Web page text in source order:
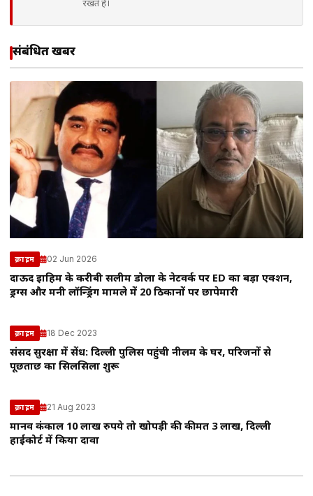
रखते हैं।
संबंधित खबरें
क्राइम 02 Jun 2026
दाऊद इब्राहिम के करीबी सलीम डोला के नेटवर्क पर ED का बड़ा एक्शन,
ड्रग्स और मनी लॉन्ड्रिंग मामले में 20 ठिकानों पर छापेमारी
क्राइम 18 Dec 2023
संसद सुरक्षा में सेंध: दिल्ली पुलिस पहुंची नीलम के घर, परिजनों से
पूछताछ का सिलसिला शुरू
क्राइम 21 Aug 2023
मानव कंकाल 10 लाख रुपये तो खोपड़ी की कीमत 3 लाख, दिल्ली
हाईकोर्ट में किया दावा